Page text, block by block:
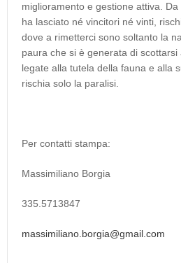
miglioramento e gestione attiva.
ha lasciato né vincitori né vinti,
dove a rimetterci sono soltanto la
paura che si è generata di
legate alla tutela della fauna e alla
rischia solo la paralisi.
Per contatti stampa:
Massimiliano Borgia
335.5713847
massimiliano.borgia@gmail.com